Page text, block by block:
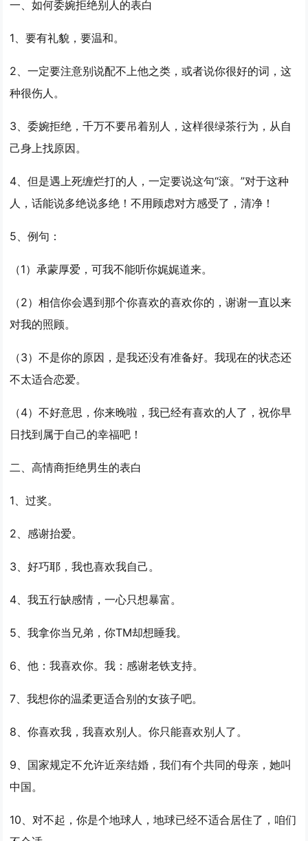
一、如何委婉拒绝别人的表白
1、要有礼貌，要温和。
2、一定要注意别说配不上他之类，或者说你很好的词，这
种很伤人。
3、委婉拒绝，千万不要吊着别人，这样很绿茶行为，从自
己身上找原因。
4、但是遇上死缠烂打的人，一定要说这句“滚。”对于这种
人，话能说多绝说多绝！不用顾虑对方感受了，清净！
5、例句：
（1）承蒙厚爱，可我不能听你娓娓道来。
（2）相信你会遇到那个你喜欢的喜欢你的，谢谢一直以来
对我的照顾。
（3）不是你的原因，是我还没有准备好。我现在的状态还
不太适合恋爱。
（4）不好意思，你来晚啦，我已经有喜欢的人了，祝你早
日找到属于自己的幸福吧！
二、高情商拒绝男生的表白
1、过奖。
2、感谢抬爱。
3、好巧耶，我也喜欢我自己。
4、我五行缺感情，一心只想暴富。
5、我拿你当兄弟，你TM却想睡我。
6、他：我喜欢你。我：感谢老铁支持。
7、我想你的温柔更适合别的女孩子吧。
8、你喜欢我，我喜欢别人。你只能喜欢别人了。
9、国家规定不允许近亲结婚，我们有个共同的母亲，她叫
中国。
10、对不起，你是个地球人，地球已经不适合居住了，咱们